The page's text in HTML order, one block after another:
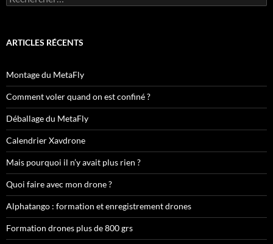
ARTICLES RÉCENTS
Montage du MetaFly
Comment voler quand on est confiné ?
Déballage du MetaFly
Calendrier Xavdrone
Mais pourquoi il n’y avait plus rien ?
Quoi faire avec mon drone ?
Alphatango : formation et enregistrement drones
Formation drones plus de 800 grs